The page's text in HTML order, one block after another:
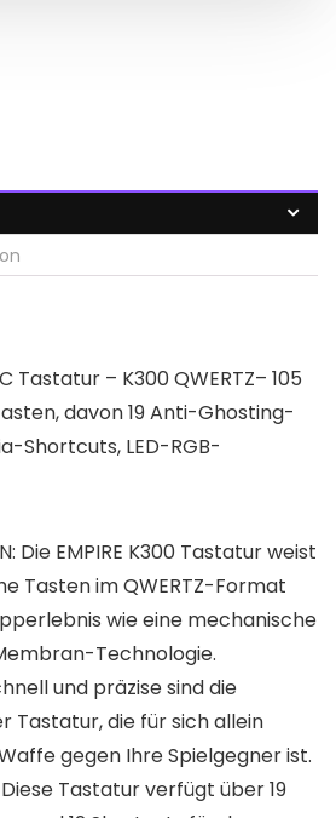
Tastatur – K300 QWERTZ– 105
davon 19 Anti-Ghosting-
Shortcuts, LED-RGB-
Die EMPIRE K300 Tastatur weist
Tasten im QWERTZ-Format
wie eine mechanische
Technologie.
und präzise sind die
Tastatur, die für sich allein
gegen Ihre Spielgegner ist.
Diese Tastatur verfügt über 19